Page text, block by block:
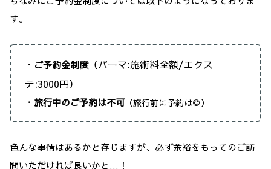
す。
・ ご予約金制度（パーマ:施術料全額/エクス
テ:3000円）
・ 旅行中のご予約は不可（旅行前に予約は◎）
色んな事情はあるかと存じますが、必ず余裕をもってのご訪
問いただければ良いかと…！